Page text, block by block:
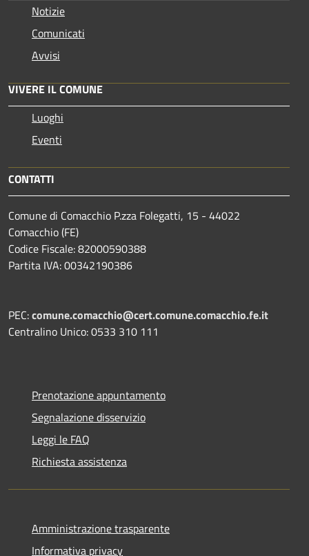
Notizie
Comunicati
Avvisi
VIVERE IL COMUNE
Luoghi
Eventi
CONTATTI
Comune di Comacchio P.zza Folegatti, 15 - 44022
Comacchio (FE)
Codice Fiscale: 82000590388
Partita IVA: 00342190386
PEC:comune.comacchio@cert.comune.comacchio.fe.it
Centralino Unico: 0533 310 111
Prenotazione appuntamento
Segnalazione disservizio
Leggi le FAQ
Richiesta assistenza
Amministrazione trasparente
Informativa privacy